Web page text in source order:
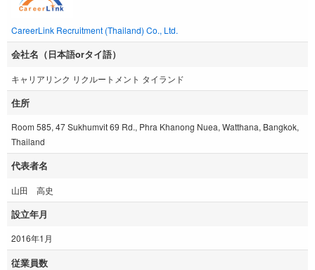
CareerLink Recruitment (Thailand) Co., Ltd.
会社名（日本語orタイ語）
キャリアリンク リクルートメント タイランド
住所
Room 585, 47 Sukhumvit 69 Rd., Phra Khanong Nuea, Watthana, Bangkok,
Thailand
代表者名
山田 高史
設立年月
2016年1月
従業員数